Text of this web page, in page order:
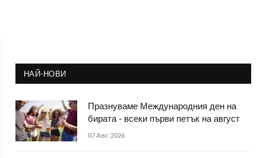
НАЙ-НОВИ
Празнуваме Международния ден на
бирата - всеки първи петък на август
07 Авг. 2026